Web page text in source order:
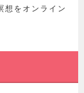
想をオンライン